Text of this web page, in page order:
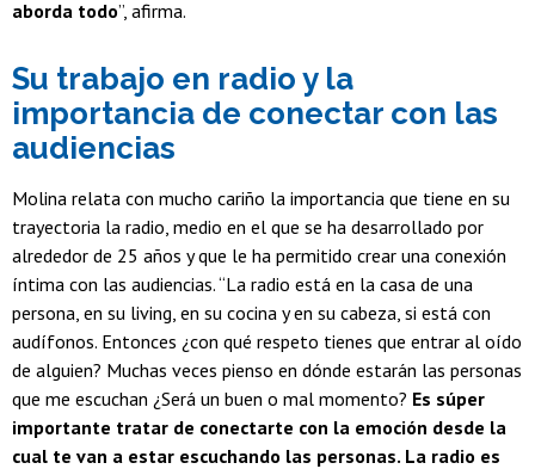
aborda todo”, afirma.
Su trabajo en radio y la
importancia de conectar con las
audiencias
Molina relata con mucho cariño la importancia que tiene en su
trayectoria la radio, medio en el que se ha desarrollado por
alrededor de 25 años y que le ha permitido crear una conexión
íntima con las audiencias. “La radio está en la casa de una
persona, en su living, en su cocina y en su cabeza, si está con
audífonos. Entonces ¿con qué respeto tienes que entrar al oído
de alguien? Muchas veces pienso en dónde estarán las personas
que me escuchan ¿Será un buen o mal momento? Es súper
importante tratar de conectarte con la emoción desde la
cual te van a estar escuchando las personas. La radio es